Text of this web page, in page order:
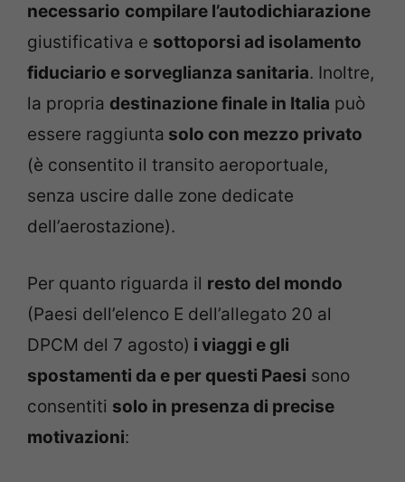
necessario compilare l’autodichiarazione
giustificativa e sottoporsi ad isolamento
fiduciario e sorveglianza sanitaria. Inoltre,
la propria destinazione finale in Italia può
essere raggiunta solo con mezzo privato
(è consentito il transito aeroportuale,
senza uscire dalle zone dedicate
dell’aerostazione).
Per quanto riguarda il resto del mondo
(Paesi dell’elenco E dell’allegato 20 al
DPCM del 7 agosto) i viaggi e gli
spostamenti da e per questi Paesi sono
consentiti solo in presenza di precise
motivazioni: